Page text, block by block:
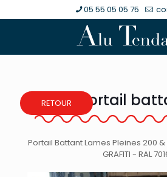
05 55 05 05 75
RETOUR Portail
Portail Battant Lames Pleines 200
GRAFITI - RAL